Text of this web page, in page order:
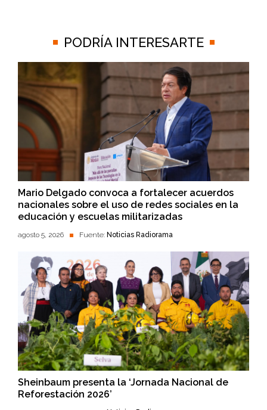
PODRÍA INTERESARTE
Mario Delgado convoca a fortalecer acuerdos
nacionales sobre el uso de redes sociales en la
educación y escuelas militarizadas
agosto 5, 2026 Fuente: Noticias Radiorama
Sheinbaum presenta la ‘Jornada Nacional de
Reforestación 2026’